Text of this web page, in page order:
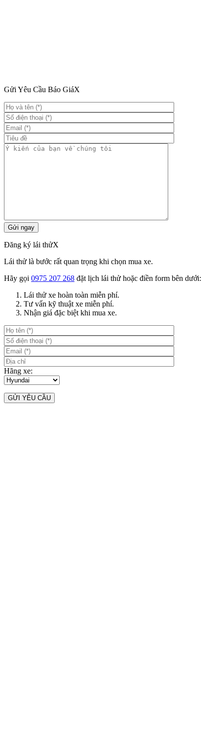
Gửi Yêu Cầu Báo GiáX
Đăng ký lái thửX
Lái thử là bước rất quan trọng khi chọn mua xe.
Hãy gọi 0975 207 268 đặt lịch lái thử hoặc điền form bên dưới:
Lái thử xe hoàn toàn miễn phí.
Tư vấn kỹ thuật xe miễn phí.
Nhận giá đặc biệt khi mua xe.
Hãng xe: